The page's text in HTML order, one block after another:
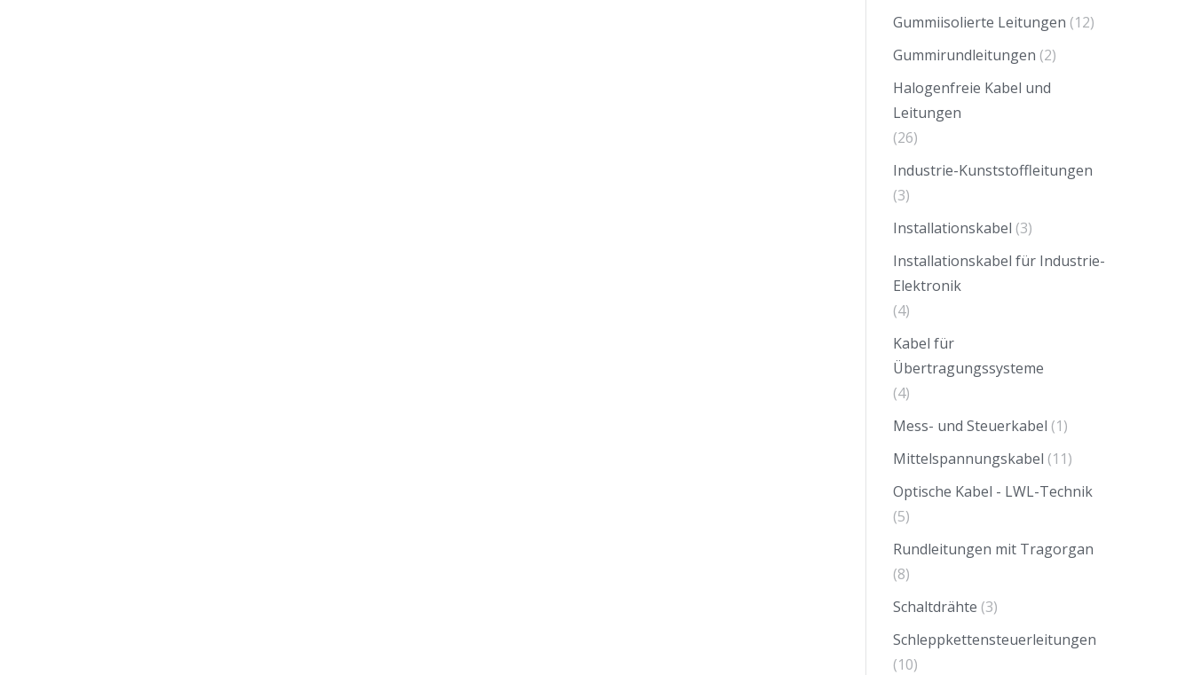
Gummiisolierte Leitungen (12)
Gummirundleitungen (2)
Halogenfreie Kabel und
Leitungen
(26)
Industrie-Kunststoffleitungen
(3)
Installationskabel (3)
Installationskabel für Industrie-
Elektronik
(4)
Kabel für
Übertragungssysteme
(4)
Mess- und Steuerkabel (1)
Mittelspannungskabel (11)
Optische Kabel - LWL-Technik
(5)
Rundleitungen mit Tragorgan
(8)
Schaltdrähte (3)
Schleppkettensteuerleitungen
(10)